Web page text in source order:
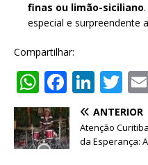
finas ou limão-siciliano
especial e surpreendente
Compartilhar:
W
h
at
s
F
a
c
e
Li
n
k
e
T
w
it
te
ANTERIOR
Atenção
da Esperança: